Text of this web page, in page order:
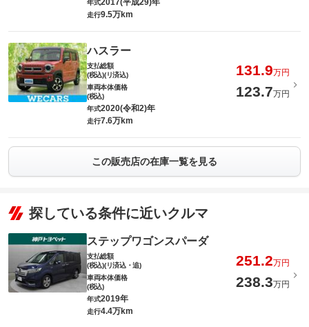
年式2017(平成29)年
走行9.5万km
ハスラー
支払総額
(税込)(リ済込)
131.9万円
車両本体価格
(税込)
123.7万円
年式2020(令和2)年
走行7.6万km
この販売店の在庫一覧を見る
探している条件に近いクルマ
ステップワゴンスパーダ
支払総額
(税込)(リ済込・追)
251.2万円
車両本体価格
(税込)
238.3万円
年式2019年
走行4.4万km